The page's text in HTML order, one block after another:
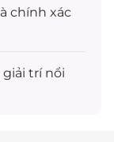
chính xác
giải trínổi